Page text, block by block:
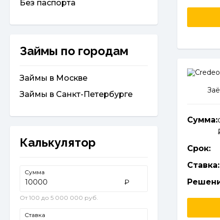
Без паспорта
Займы по городам
Займы в Москве
Займы в Санкт-Петербурге
Калькулятор
Сумма
₽
От 100 до 5 000 000 руб.
Ставка
Сумма:
Срок:
Ставка: